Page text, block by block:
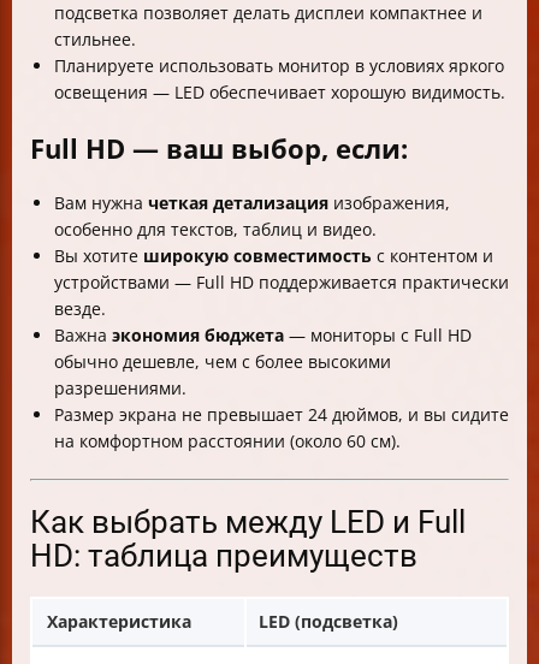
подсветка позволяет делать дисплеи компактнее и
стильнее.
Планируете использовать монитор в условиях яркого
освещения — LED обеспечивает хорошую видимость.
Full HD — ваш выбор, если:
Вам нужна четкая детализация изображения,
особенно для текстов, таблиц и видео.
Вы хотите широкую совместимость с контентом и
устройствами — Full HD поддерживается практически
везде.
Важна экономия бюджета — мониторы с Full HD
обычно дешевле, чем с более высокими
разрешениями.
Размер экрана не превышает 24 дюймов, и вы сидите
на комфортном расстоянии (около 60 см).
Как выбрать между LED и Full
HD: таблица преимуществ
Характеристика LED (подсветка)